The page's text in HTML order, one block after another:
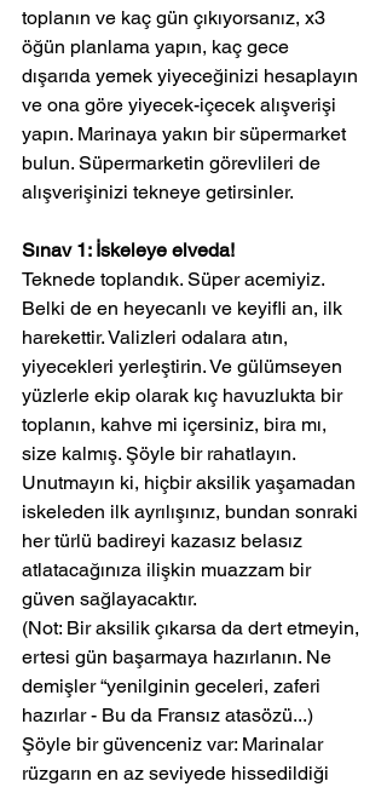
toplanın ve kaç gün çıkıyorsanız, x3
öğün planlama yapın, kaç gece
dışarıda yemek yiyeceğinizi hesaplayın
ve ona göre yiyecek-içecek alışverişi
yapın. Marinaya yakın bir süpermarket
bulun. Süpermarketin görevlileri de
alışverişinizi tekneye getirsinler.
Sınav 1: İskeleye elveda!
Teknede toplandık. Süper acemiyiz.
Belki de en heyecanlı ve keyifli an, ilk
harekettir. Valizleri odalara atın,
yiyecekleri yerleştirin. Ve gülümseyen
yüzlerle ekip olarak kıç havuzlukta bir
toplanın, kahve mi içersiniz, bira mı,
size kalmış. Şöyle bir rahatlayın.
Unutmayın ki, hiçbir aksilik yaşamadan
iskeleden ilk ayrılışınız, bundan sonraki
her türlü badireyi kazasız belasız
atlatacağınıza ilişkin muazzam bir
güven sağlayacaktır.
(Not: Bir aksilik çıkarsa da dert etmeyin,
ertesi gün başarmaya hazırlanın. Ne
demişler “yenilginin geceleri, zaferi
hazırlar - Bu da Fransız atasözü...)
Şöyle bir güvenceniz var: Marinalar
rüzgarın en az seviyede hissedildiği